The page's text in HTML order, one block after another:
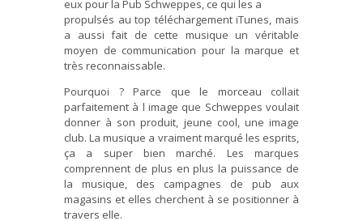
eux pour la Pub Schweppes, ce qui les a
propulsés au top téléchargement iTunes, mais
a aussi fait de cette musique un véritable
moyen de communication pour la marque et
très reconnaissable.
Pourquoi ? Parce que le morceau collait
parfaitement à l image que Schweppes voulait
donner à son produit, jeune cool, une image
club. La musique a vraiment marqué les esprits,
ça a super bien marché. Les marques
comprennent de plus en plus la puissance de
la musique, des campagnes de pub aux
magasins et elles cherchent à se positionner à
travers elle.